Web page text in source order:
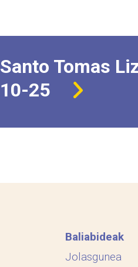
Santo Tomas
10-25
Baliabideak
Jolasgunea